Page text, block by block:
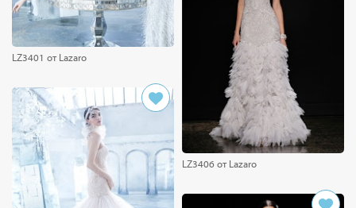
LZ3401 от Lazaro
LZ3406 от Lazaro